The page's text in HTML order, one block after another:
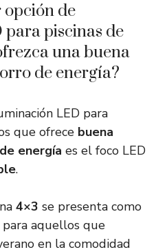
opción de
piscinas de
una buena
de energía?
LED para
que ofrece buena
energía es el foco LED
.
4×3 se presenta como
aquellos que
en la comodidad